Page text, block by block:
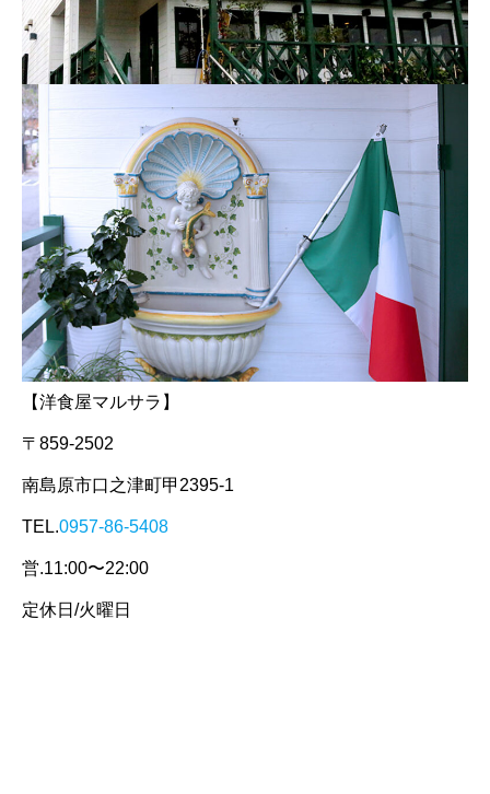
【洋食屋マルサラ】
〒859-2502
南島原市口之津町甲2395-1
TEL.0957-86-5408
営.11:00〜22:00
定休日/火曜日